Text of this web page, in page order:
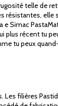
telle de
résistantes, elle
Simac
plus récent tu
tu peux
Les filières